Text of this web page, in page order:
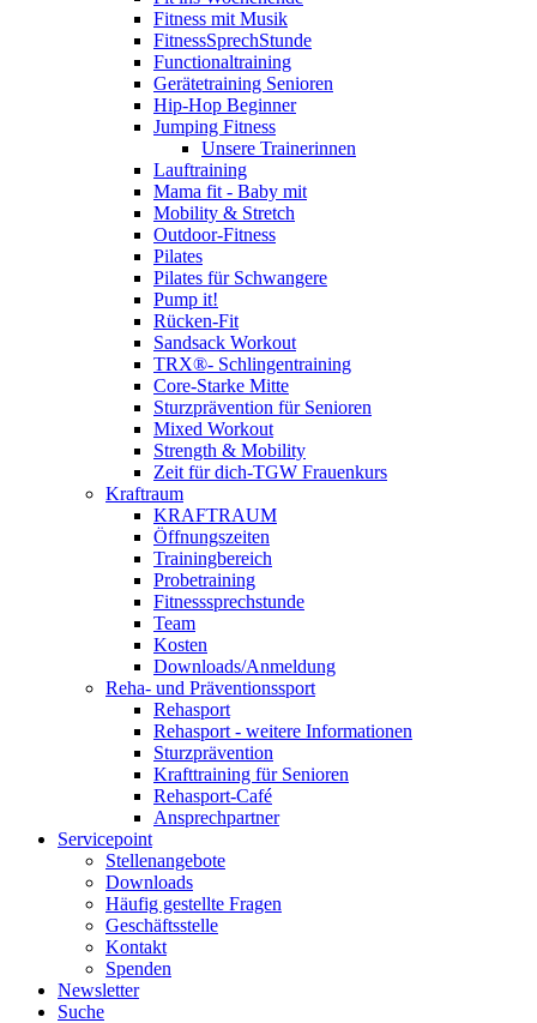
Fitness mit Musik
FitnessSprechStunde
Functionaltraining
Gerätetraining Senioren
Hip-Hop Beginner
Jumping Fitness
Unsere Trainerinnen
Lauftraining
Mama fit - Baby mit
Mobility & Stretch
Outdoor-Fitness
Pilates
Pilates für Schwangere
Pump it!
Rücken-Fit
Sandsack Workout
TRX®- Schlingentraining
Core-Starke Mitte
Sturzprävention für Senioren
Mixed Workout
Strength & Mobility
Zeit für dich-TGW Frauenkurs
Kraftraum
KRAFTRAUM
Öffnungszeiten
Trainingbereich
Probetraining
Fitnesssprechstunde
Team
Kosten
Downloads/Anmeldung
Reha- und Präventionssport
Rehasport
Rehasport - weitere Informationen
Sturzprävention
Krafttraining für Senioren
Rehasport-Café
Ansprechpartner
Servicepoint
Stellenangebote
Downloads
Häufig gestellte Fragen
Geschäftsstelle
Kontakt
Spenden
Newsletter
Suche